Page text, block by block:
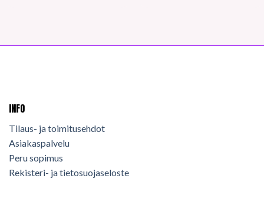
INFO
Tilaus- ja toimitusehdot
Asiakaspalvelu
Peru sopimus
Rekisteri- ja tietosuojaseloste